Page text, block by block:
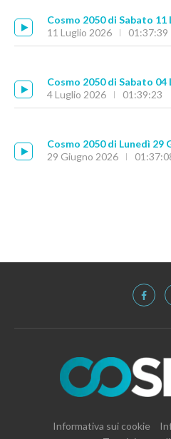
Cosmo 2050 di Sabato 11
11 Luglio 2026
01:37:39
Cosmo 2050 di Sabato 04
4 Luglio 2026
01:39:23
Cosmo 2050 di Lunedì 29
29 Giugno 2026
Informativa sui cookie